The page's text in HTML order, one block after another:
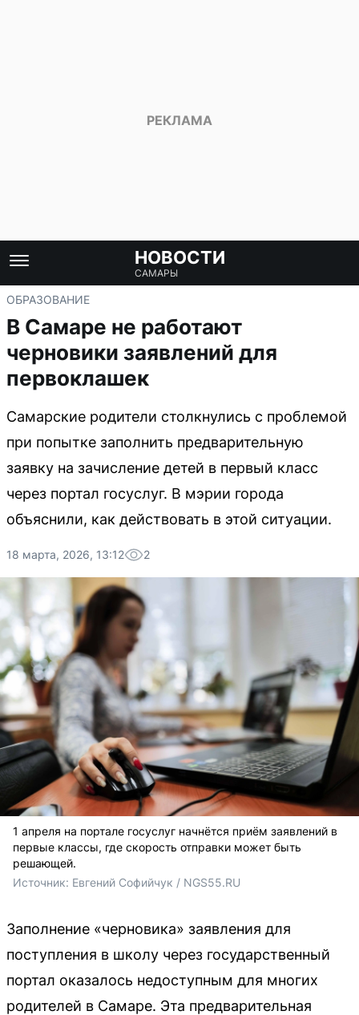
НОВОСТИ
САМАРЫ
ОБРАЗОВАНИЕ
В Самаре не работают
черновики заявлений для
первоклашек
Самарские родители столкнулись с проблемой
при попытке заполнить предварительную
заявку на зачисление детей в первый класс
через портал госуслуг. В мэрии города
объяснили, как действовать в этой ситуации.
18 марта, 2026, 13:12 2
1 апреля на портале госуслуг начнётся приём заявлений в
первые классы, где скорость отправки может быть
решающей.
Источник: Евгений Софийчук / NGS55.RU
Заполнение «черновика» заявления для
поступления в школу через государственный
портал оказалось недоступным для многих
родителей в Самаре. Эта предварительная